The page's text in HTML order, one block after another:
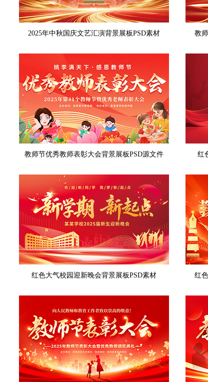
2025年中秋国庆文艺汇演背景展板PSD素材 教
教师节优秀教师表彰大会背景展板PSD源文件 红
红色大气校园迎新晚会背景展板PSD素材 红